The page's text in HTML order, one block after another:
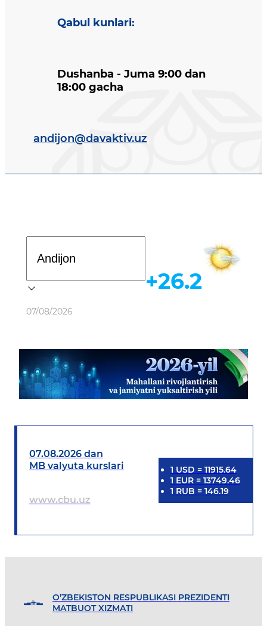
Qabul kunlari:
Dushanba - Juma 9:00 dan
18:00 gacha
andijon@davaktiv.uz
Ob-havo
07/08/2026
+26.2
07.08.2026 dan
MB valyuta kurslari
www.cbu.uz
1 USD = 11915.64
1 EUR= 13749.46
1 RUB = 146.19
O’ZBEKISTON RESPUBLIKASI PREZIDENTI
MATBUOT XIZMATI